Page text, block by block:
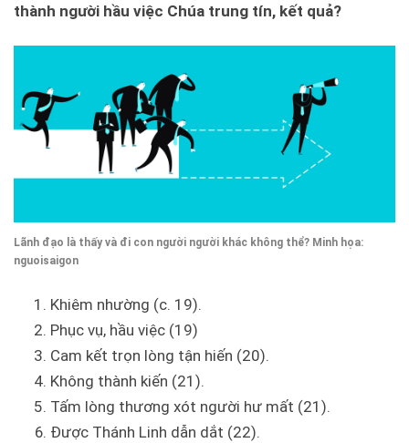
thành người hầu việc Chúa trung tín, kết quả?
Lãnh đạo là thấy và đi con người người khác không thể? Minh họa:
nguoisaigon
Khiêm nhường (c. 19).
Phục vụ, hầu việc (19)
Cam kết trọn lòng tận hiến (20).
Không thành kiến (21).
Tấm lòng thương xót người hư mất (21).
Được Thánh Linh dẫn dắt (22).